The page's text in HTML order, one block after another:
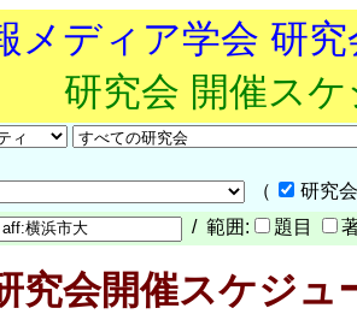
メディア学会 研
研究会 開催ス
（
研究
/ 範囲: 題目
究会開催スケジュ